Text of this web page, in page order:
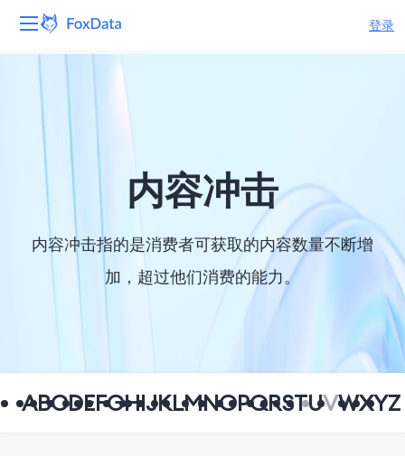
登录
产品
解决方案 内容冲击
内容冲击指的是消费者可获取的内容数量不断增
加，超过他们消费的能力。
ABCDEFGHIJKLMNOPQRSTUVWXYZ